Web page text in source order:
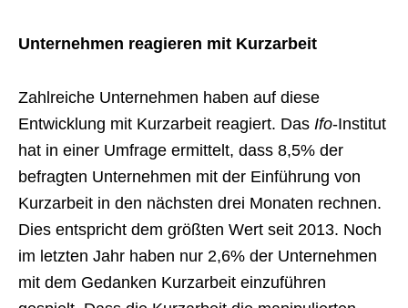
Unternehmen reagieren mit Kurzarbeit
Zahlreiche Unternehmen haben auf diese
Entwicklung mit Kurzarbeit reagiert. Das Ifo-Institut
hat in einer Umfrage ermittelt, dass 8,5% der
befragten Unternehmen mit der Einführung von
Kurzarbeit in den nächsten drei Monaten rechnen.
Dies entspricht dem größten Wert seit 2013. Noch
im letzten Jahr haben nur 2,6% der Unternehmen
mit dem Gedanken Kurzarbeit einzuführen